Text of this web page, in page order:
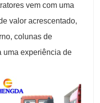
vem com uma
valor acrescentado,
colunas de
uma experiência de